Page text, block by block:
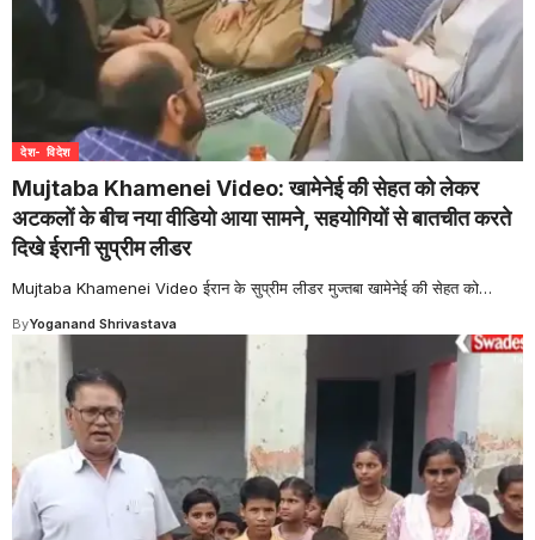
देश- विदेश
Mujtaba Khamenei Video: खामेनेई की सेहत को लेकर
अटकलों के बीच नया वीडियो आया सामने, सहयोगियों से बातचीत करते
दिखे ईरानी सुप्रीम लीडर
Mujtaba Khamenei Video ईरान के सुप्रीम लीडर मुज्तबा खामेनेई की सेहत को…
ByYoganand Shrivastava